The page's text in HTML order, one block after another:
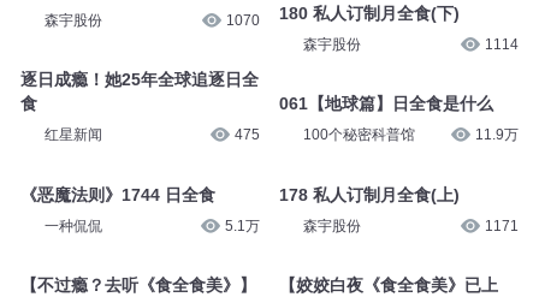
森宇股份 1070
逐日成瘾！她25年全球追逐日全
食
红星新闻 475
《恶魔法则》1744 日全食
一种侃侃 5.1万
【不过瘾？去听《食全食美》】
180 私人订制月全食(下)
森宇股份 1114
061【地球篇】日全食是什么
100个秘密科普馆 11.9万
178 私人订制月全食(上)
森宇股份 1171
【姣姣白夜《食全食美》已上